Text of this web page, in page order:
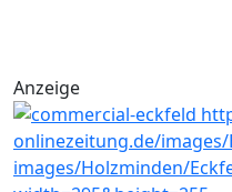
Anzeige